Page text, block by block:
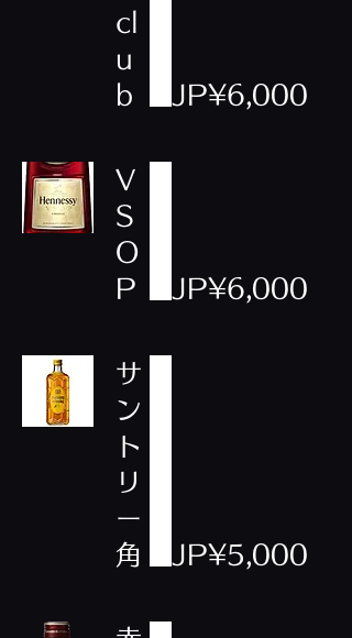
cl
u
b
JP¥6,000
V
S
O
P
JP¥6,000
サ
ン
ト
リ
ー
角
JP¥5,000